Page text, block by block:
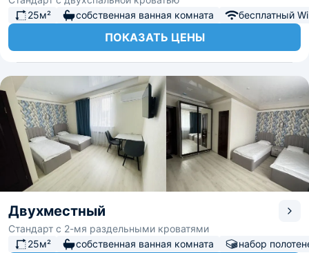
25м²
собственная ванная комната бесплатный
ПОКАЗАТЬ ЦЕНЫ
Двухместный
Стандарт с 2-мя раздельными кроватями
25м²
собственная ванная комната набор